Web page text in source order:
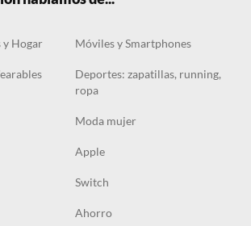
y Hogar Móviles y Smartphones
Deportes: zapatillas, running,
ropa
Moda mujer
Apple
Switch
Ahorro